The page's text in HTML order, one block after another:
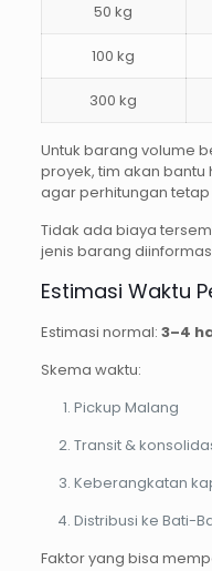
50 kg
100 kg
300 kg
Untuk barang volume
proyek, tim akan bantu
agar perhitungan
Tidak ada biaya
jenis barang
Estimasi Waktu
Estimasi normal: 3–4
Skema waktu:
Pickup Malang
Transit &
Keberangkatan
Distribusi ke Bati-
Faktor yang bisa